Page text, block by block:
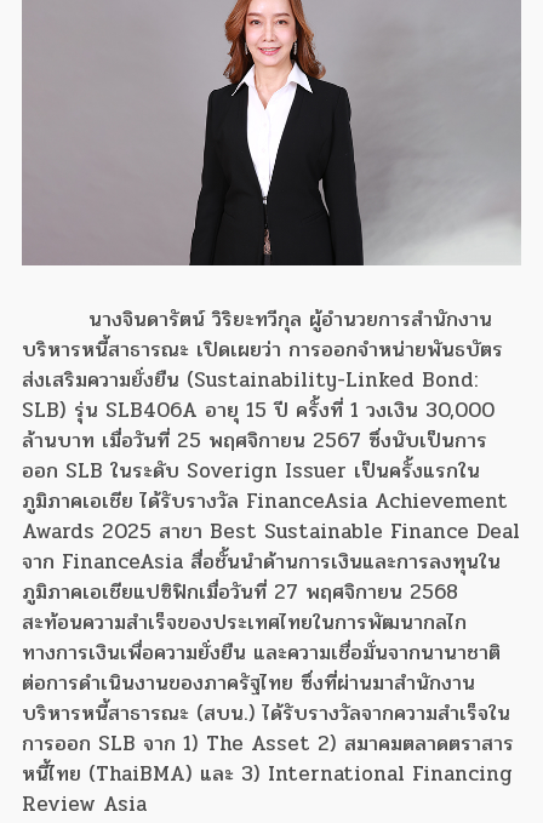
นางจินดารัตน์ วิริยะทวีกุล ผู้อำนวยการสำนักงาน
บริหารหนี้สาธารณะ เปิดเผยว่า การออกจำหน่ายพันธบัตร
ส่งเสริมความยั่งยืน (Sustainability-Linked Bond:
SLB) รุ่น SLB406A อายุ 15 ปี ครั้งที่ 1 วงเงิน 30,000
ล้านบาท เมื่อวันที่ 25 พฤศจิกายน 2567 ซึ่งนับเป็นการ
ออก SLB ในระดับ Soverign Issuer เป็นครั้งแรกใน
ภูมิภาคเอเชีย ได้รับรางวัล FinanceAsia Achievement
Awards 2025 สาขา Best Sustainable Finance Deal
จาก FinanceAsia สื่อชั้นนำด้านการเงินและการลงทุนใน
ภูมิภาคเอเชียแปซิฟิกเมื่อวันที่ 27 พฤศจิกายน 2568
สะท้อนความสำเร็จของประเทศไทยในการพัฒนากลไก
ทางการเงินเพื่อความยั่งยืน และความเชื่อมั่นจากนานาชาติ
ต่อการดำเนินงานของภาครัฐไทย ซึ่งที่ผ่านมาสำนักงาน
บริหารหนี้สาธารณะ (สบน.) ได้รับรางวัลจากความสำเร็จใน
การออก SLB จาก 1) The Asset 2) สมาคมตลาดตราสาร
หนี้ไทย (ThaiBMA) และ 3) International Financing
Review Asia